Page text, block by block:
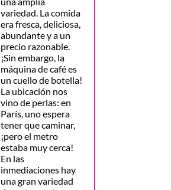
variedad. La comida
era fresca, deliciosa,
abundante y a un
precio razonable.
¡Sin embargo, la
máquina de café es
un cuello de botella!
La ubicación nos
vino de perlas: en
París, uno espera
tener que caminar,
¡pero el metro
estaba muy cerca!
En las
inmediaciones hay
una gran variedad